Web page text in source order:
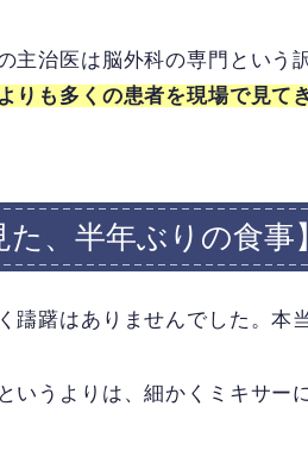
主治医は脳外科の専門という
りも多くの患者を現場で見て
た、半年ぶりの食事】
躊躇はありませんでした。本
いうよりは、細かくミキサー